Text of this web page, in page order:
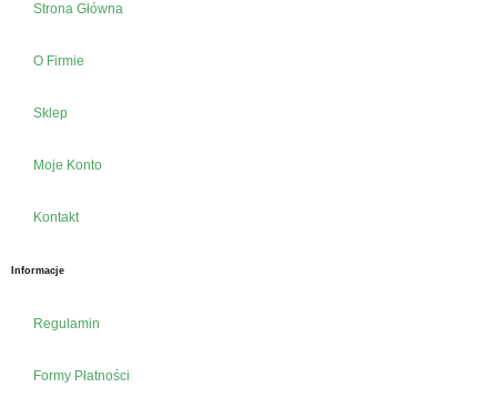
Strona Główna
O Firmie
Sklep
Moje Konto
Kontakt
Informacje
Regulamin
Formy Płatności